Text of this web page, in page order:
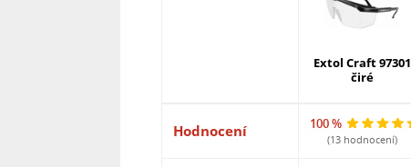
Extol Craft 97301
čiré
Hodnocení 100 %
(13 hodnocení)